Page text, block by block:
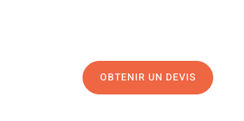
OBTENIR UN DEVIS